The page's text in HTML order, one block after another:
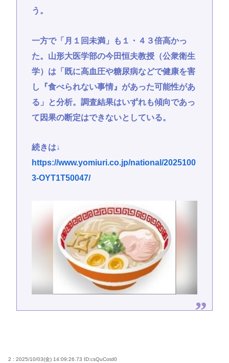
う。
一方で「月１回未満」も１・４３倍高かっ
た。山形大医学部の今田恒夫教授（公衆衛生
学）は「既に高血圧や糖尿病などで健康を害
し『食べられない事情』があった可能性があ
る」と分析。調査結果はいずれも傾向であっ
て因果の断定はできないとしている。
続きは↓
https://www.yomiuri.co.jp/national/2025100
3-OYT1T50047/
2 : 2025/10/03(金) 14:09:26.73 ID:csQuCotd0